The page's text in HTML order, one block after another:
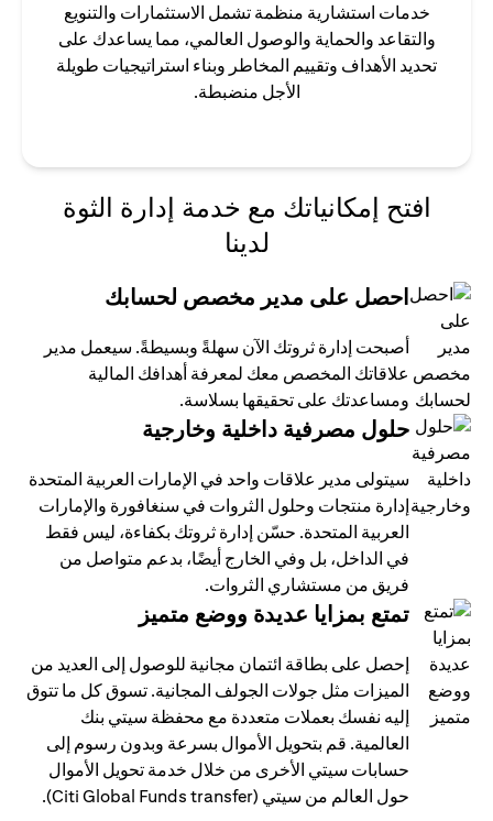
خدمات استشارية منظمة تشمل الاستثمارات والتنويع
والتقاعد والحماية والوصول العالمي، مما يساعدك على
تحديد الأهداف وتقييم المخاطر وبناء استراتيجيات طويلة
الأجل منضبطة.
افتح إمكانياتك مع خدمة إدارة الثوة
لدينا
احصل على مدير مخصص لحسابك
أصبحت إدارة ثروتك الآن سهلةً وبسيطةً. سيعمل مدير
علاقاتك المخصص معك لمعرفة أهدافك المالية
ومساعدتك على تحقيقها بسلاسة.
حلول مصرفية داخلية وخارجية
سيتولى مدير علاقات واحد في الإمارات العربية المتحدة
إدارة منتجات وحلول الثروات في سنغافورة والإمارات
العربية المتحدة. حسّن إدارة ثروتك بكفاءة، ليس فقط
في الداخل، بل وفي الخارج أيضًا، بدعم متواصل من
فريق من مستشاري الثروات.
تمتع بمزايا عديدة ووضع متميز
إحصل على بطاقة ائتمان مجانية للوصول إلى العديد من
الميزات مثل جولات الجولف المجانية. تسوق كل ما تتوق
إليه نفسك بعملات متعددة مع محفظة سيتي بنك
العالمية. قم بتحويل الأموال بسرعة وبدون رسوم إلى
حسابات سيتي الأخرى من خلال خدمة تحويل الأموال
حول العالم من سيتي (Citi Global Funds transfer).